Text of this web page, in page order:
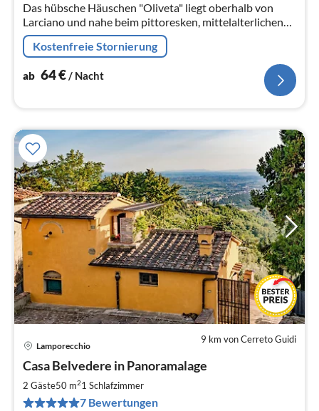
Das hübsche Häuschen "Oliveta" liegt oberhalb von
Larciano und nahe beim pittoresken, mittelalterlichen
Borgo Larciano Alto Nähe Montecatini Terme.
Kostenfreie Stornierung
ab 64€/ Nacht
9 km von Cerreto Guidi
Lamporecchio
Casa Belvedere in Panoramalage
2 Gäste50 m21 Schlafzimmer
7 Bewertungen